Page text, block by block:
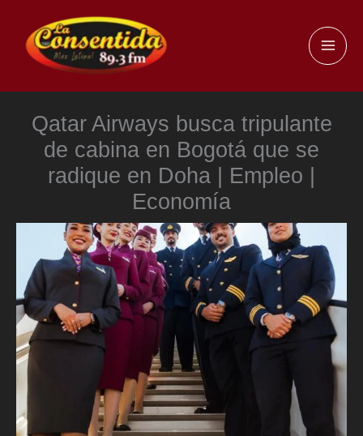
contenido
Qatar Airways busca tripulante
de cabina en Bogotá que se
radique en Doha | Empleo |
Economía